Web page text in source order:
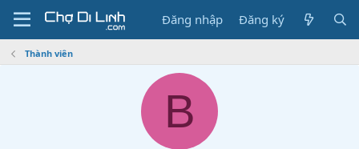
Đăng nhập Đăng ký
Thành viên
B